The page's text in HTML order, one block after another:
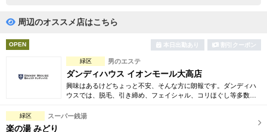
ペアルームあり
フットバスあり 岩盤浴あり
専用駐車場あり
日本人スタッフのみ 女性スタッフのみ
スタッフ指名可
周辺のオススメ店はこちら
OPEN 本日出勤あり 割引クーポン
緑区 男のエステ
ダンディハウス イオンモール大高店
興味はあるけどちょっと不安、そんな方に朗報です。ダンディハ
ウスでは、脱毛、引き締め、フェイシャル、コリほぐし等多数の
の効果を実感しています。
緑区 スーパー銭湯
楽の湯 みどり